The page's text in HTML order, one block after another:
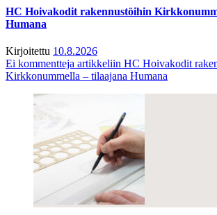
HC Hoivakodit rakennustöihin
Humana
Kirjoitettu 10.8.2026
Ei kommentteja artikkeliin HC Hoivakodit
Kirkkonummella – tilaajana Humana